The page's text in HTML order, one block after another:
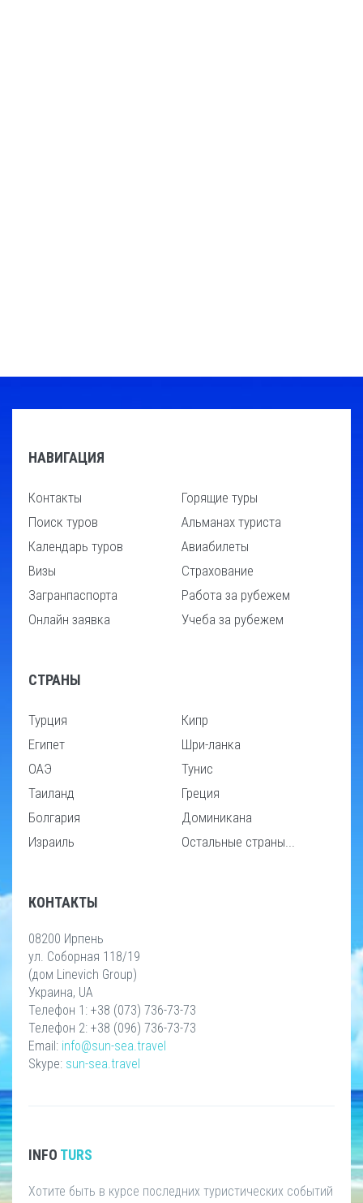
НАВИГАЦИЯ
Контакты
Поиск туров
Календарь туров
Визы
Загранпаспорта
Онлайн заявка
Горящие туры
Альманах туриста
Авиабилеты
Страхование
Работа за рубежем
Учеба за рубежем
СТРАНЫ
Турция
Египет
ОАЭ
Таиланд
Болгария
Израиль
Кипр
Шри-ланка
Тунис
Греция
Доминикана
Остальные страны...
КОНТАКТЫ
08200 Ирпень
ул. Соборная 118/19
(дом Linevich Group)
Украина, UA
Телефон 1: +38 (073) 736-73-73
Телефон 2: +38 (096) 736-73-73
Email: info@sun-sea.travel
Skype: sun-sea.travel
INFO TURS
Хотите быть в курсе последних туристических событий